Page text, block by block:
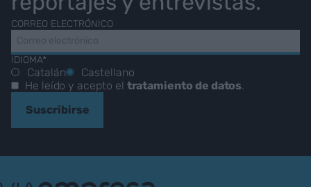
CORREO ELECTRÓNICO
IDIOMA*
Catalán
Castellano
He leído y acepto el tratamiento de datos.
Suscribirse